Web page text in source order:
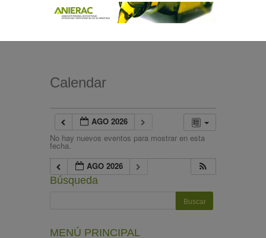
Calendar
AGO 2026
No hay nuevos eventos para mostrar en esta
fecha.
AGO 2026
Búsqueda
MENÚ PRINCIPAL